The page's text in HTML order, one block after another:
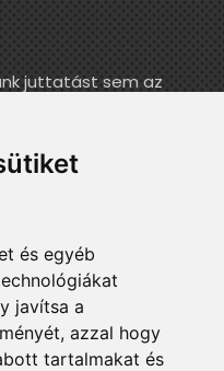
és egyéb
javítsa a
azzal hogy
tartalmakat és
juttatást sem az
szeretnél segíteni
feldolgozásában,